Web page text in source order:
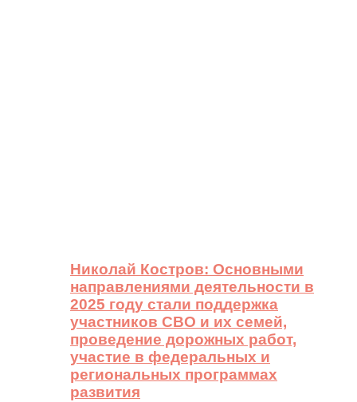
Николай Костров: Основными
направлениями деятельности в
2025 году стали поддержка
участников СВО и их семей,
проведение дорожных работ,
участие в федеральных и
региональных программах
развития